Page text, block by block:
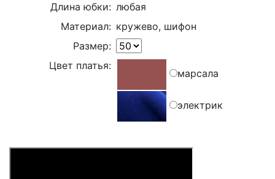
Длина юбки: любая
Материал: кружево, шифон
Размер:
Цвет платья:
марсала
электрик